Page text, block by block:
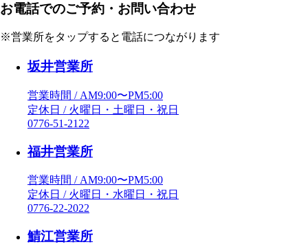
お電話でのご予約・お問い合わせ
※営業所をタップすると電話につながります
坂井営業所
営業時間 / AM9:00〜PM5:00
定休日 / 火曜日・土曜日・祝日
0776-51-2122
福井営業所
営業時間 / AM9:00〜PM5:00
定休日 / 火曜日・水曜日・祝日
0776-22-2022
鯖江営業所